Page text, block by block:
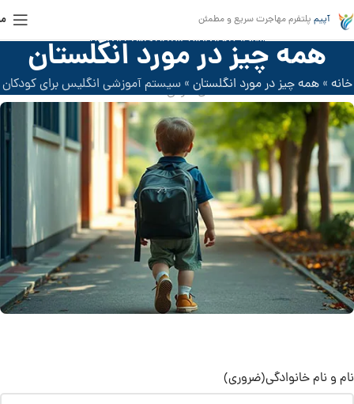
آپیم پلتفرم مهاجرت سریع و مطمئن
همه چیز در مورد انگلستان
خانه »همه چیز در مورد انگلستان »سیستم آموزشی انگلیس برای کودکان
مهاجرت به انگلیس,ویزای تحصیلی انگلیس
سیستم آموزشی انگلیس برای کودکان
فعال مارس 2025
نام و نام خانوادگی(ضروری)